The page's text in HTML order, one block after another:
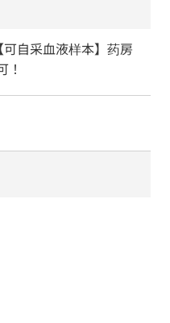
可自采血液样本】药房
！